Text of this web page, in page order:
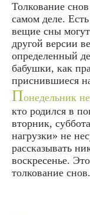
Толкование
самом деле.
вещие сны
другой версии
определенный
бабушки, как
приснившиеся
Понедельник
кто родился в
вторник,
нагрузки» не
рассказывать
воскресенье.
толкование снов.